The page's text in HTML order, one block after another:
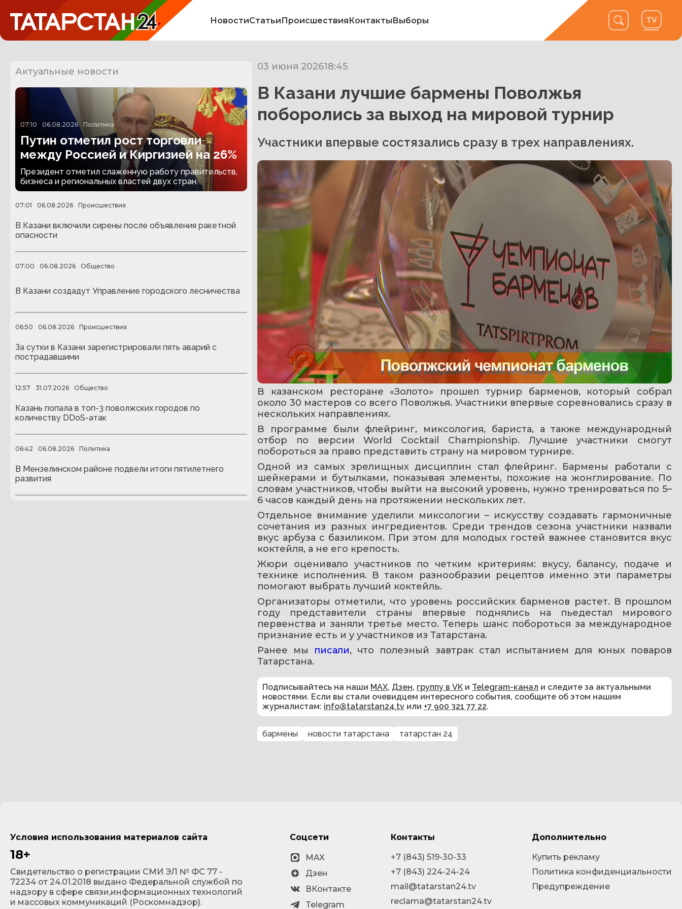
НовостиСтатьиПроисшествияКонтактыВыборы
Актуальные новости
07:10 06.08.2026 Политика
Путин отметил рост торговли
между Россией и Киргизией на 26%
Президент отметил слаженную работу правительств,
бизнеса и региональных властей двух стран.
07:01 06.08.2026 Происшествия
В Казани включили сирены после объявления ракетной
опасности
07:00 06.08.2026 Общество
В Казани создадут Управление городского лесничества
06:50 06.08.2026 Происшествия
За сутки в Казани зарегистрировали пять аварий с
пострадавшими
12:57 31.07.2026 Общество
Казань попала в топ-3 поволжских городов по
количеству DDoS-атак
06:42 06.08.2026 Политика
В Мензелинском районе подвели итоги пятилетнего
развития
03 июня 202618:45
В Казани лучшие бармены Поволжья
поборолись за выход на мировой турнир
Участники впервые состязались сразу в трех направлениях.
В казанском ресторане «Золото» прошел турнир барменов, который собрал
около 30 мастеров со всего Поволжья. Участники впервые соревновались сразу в
нескольких направлениях.
В программе были флейринг, миксология, бариста, а также международный
отбор по версии World Cocktail Championship. Лучшие участники смогут
побороться за право представить страну на мировом турнире.
Одной из самых зрелищных дисциплин стал флейринг. Бармены работали с
шейкерами и бутылками, показывая элементы, похожие на жонглирование. По
словам участников, чтобы выйти на высокий уровень, нужно тренироваться по 5–
6 часов каждый день на протяжении нескольких лет.
Отдельное внимание уделили миксологии – искусству создавать гармоничные
сочетания из разных ингредиентов. Среди трендов сезона участники назвали
вкус арбуза с базиликом. При этом для молодых гостей важнее становится вкус
коктейля, а не его крепость.
Жюри оценивало участников по четким критериям: вкусу, балансу, подаче и
технике исполнения. В таком разнообразии рецептов именно эти параметры
помогают выбрать лучший коктейль.
Организаторы отметили, что уровень российских барменов растет. В прошлом
году представители страны впервые поднялись на пьедестал мирового
первенства и заняли третье место. Теперь шанс побороться за международное
признание есть и у участников из Татарстана.
Ранее мы писали, что полезный завтрак стал испытанием для юных поваров
Татарстана.
Подписывайтесь на наши MAX, Дзен, группу в VK и Telegram-канал и следите за актуальными
новостями. Если вы стали очевидцем интересного события, сообщите об этом нашим
журналистам: info@tatarstan24.tv или +7 900 321 77 22.
бармены новости татарстана татарстан 24
Условия использования материалов сайта
18+
Cвидетельство о регистрации СМИ ЭЛ № ФС 77 -
72234 от 24.01.2018 выдано Федеральной службой по
надзору в сфере связи,информационных технологий
и массовых коммуникаций (Роскомнадзор).
Соцсети
MAX
Дзен
ВКонтакте
Telegram
Контакты
+7 (843) 519-30-33
+7 (843) 224-24-24
mail@tatarstan24.tv
reclama@tatarstan24.tv
Дополнительно
Купить рекламу
Политика конфиденциальности
Предупреждение